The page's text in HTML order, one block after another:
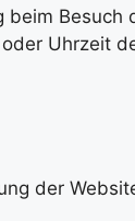
Uhrzeit
der